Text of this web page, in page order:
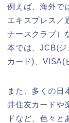
例えば、海外で
エキスプレス／
ナースクラブ）
本では、JCB(
カード)、VISA(
また、多くの日
井住友カードや
ドなど、色々と